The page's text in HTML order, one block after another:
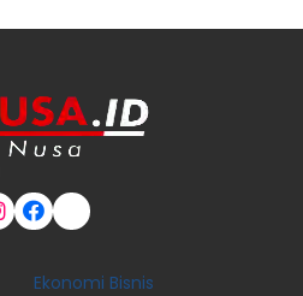
Ekonomi Bisnis